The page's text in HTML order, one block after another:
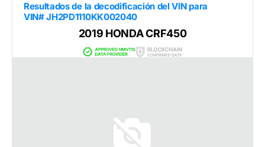
Resultados de la decodificación del VIN para
VIN# JH2PD1110KK002040
2019 HONDA CRF450